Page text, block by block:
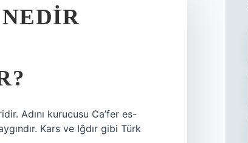
Adını kurucusu Ca’fer es-
Kars ve Iğdır gibi Türk